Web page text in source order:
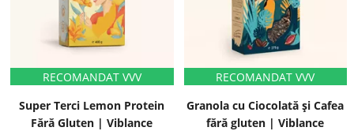
Super Terci Lemon Protein
Fără Gluten | Viblance
Granola cu Ciocolată și Cafea
fără gluten | Viblance